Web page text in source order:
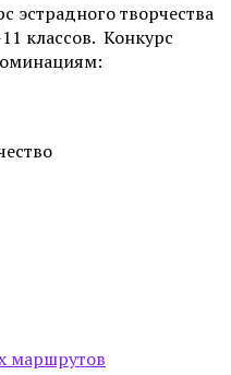
эстрадного творчества
классов. Конкурс
маршрутов